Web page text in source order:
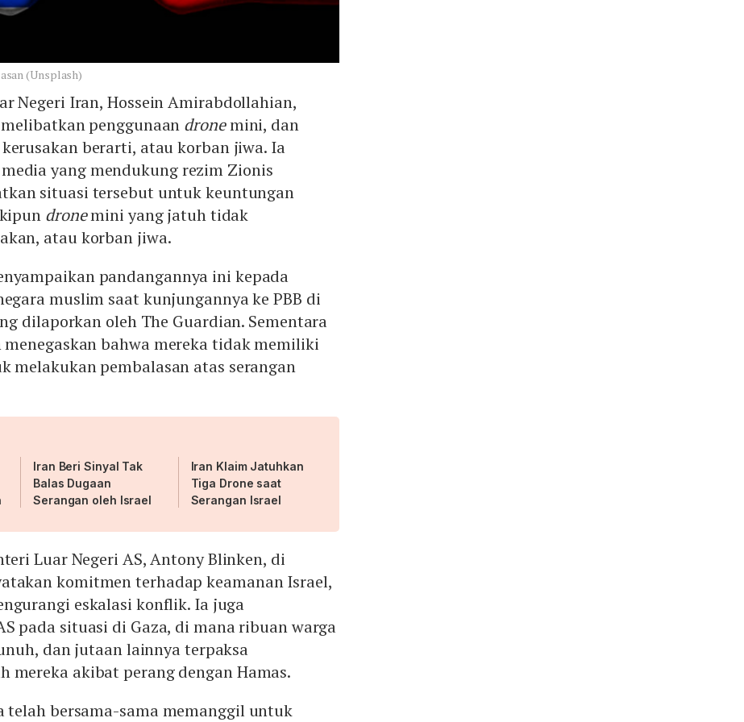
(Unsplash)
Negeri Iran, Hossein Amirabdollahian,
penggunaan dronemini, dan
berarti, atau korban jiwa. Ia
yang mendukung rezim Zionis
situasi tersebut untuk keuntungan
dronemini yang jatuh tidak
atau korban jiwa.
pandangannya ini kepada
muslim saat kunjungannya ke PBB di
dilaporkan oleh The Guardian. Sementara
bahwa mereka tidak memiliki
melakukan pembalasan atas serangan
Iran Beri Sinyal Tak
Balas Dugaan
Serangan oleh Israel
Iran Klaim Jatuhkan
Tiga Drone saat
Serangan Israel
Luar Negeri AS, Antony Blinken, di
komitmen terhadap keamanan Israel,
eskalasi konflik. Ia juga
pada situasi di Gaza, di mana ribuan warga
dan jutaan lainnya terpaksa
mereka akibat perang dengan Hamas.
telah bersama-sama memanggil untuk